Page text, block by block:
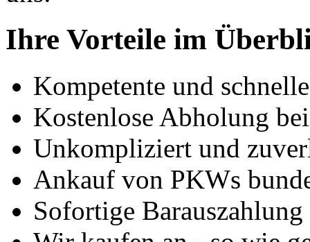
Ihre Vorteile im
Kompetente und
Kostenlose Abholung
Unkompliziert und
Ankauf von PKWs
Sofortige